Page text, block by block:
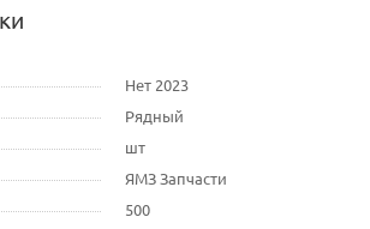
Нет 2023
Рядный
шт
ЯМЗ Запчасти
500